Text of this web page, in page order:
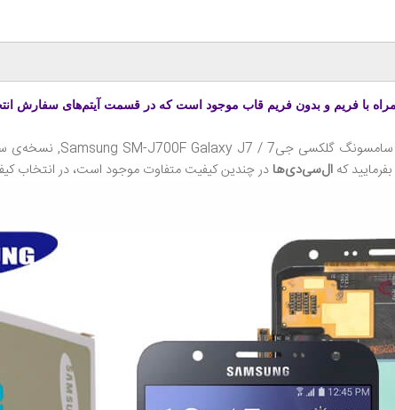
با فریم و بدون فریم قاب موجود است که در قسمت آیتم‌های سفارش
که ال‌سی‌دی‌ها در چندین کیفیت متفاوت موجود است، در انتخاب